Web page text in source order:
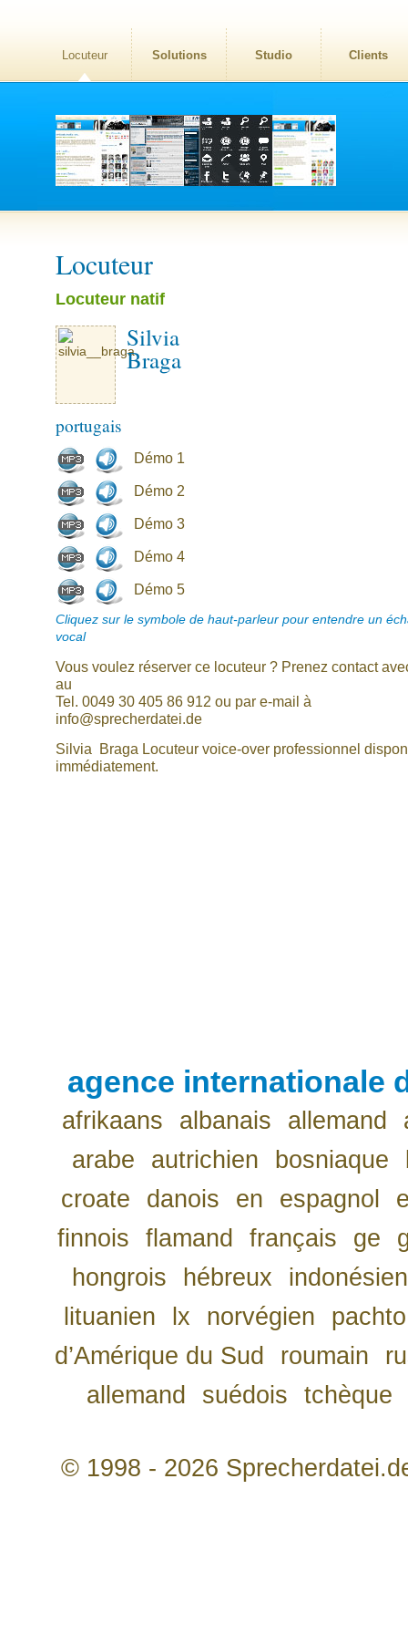
Locuteur Solutions Studio Clients
Locuteur
Locuteur natif
Silvia
Braga
portugais
Démo 1
Démo 2
Démo 3
Démo 4
Démo 5
Cliquez sur le symbole de haut-parleur pour entendre un
vocal
Vous voulez réserver ce locuteur ? Prenez contact
au
Tel. 0049 30 405 86 912 ou par e-mail à
info@sprecherdatei.de
Silvia Braga Locuteur voice-over professionnel
immédiatement.
agence internationale
afrikaans albanais allemand
arabe
autrichien bosniaque
croate
danois en espagnol
finnois
flamand français ge
hongrois
hébreux
indonésien
lituanien
lx norvégien
pachto
d’Amérique du Sud
roumain
allemand
suédois tchèque
© 1998 - 2026